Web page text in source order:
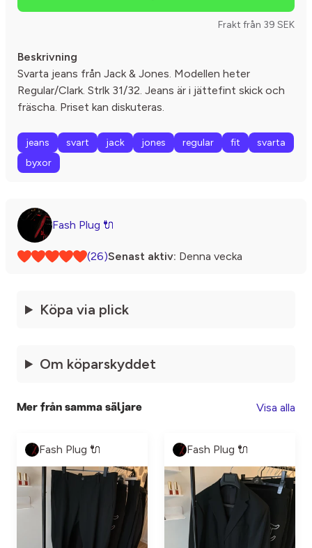
Frakt från 39 SEK
Beskrivning
Svarta jeans från Jack & Jones. Modellen heter
Regular/Clark. Strlk 31/32. Jeans är i jättefint skick och
fräscha. Priset kan diskuteras.
jeans svart jack jones regular fit
svarta
byxor
Fash Plug 🔌
(26)Senast aktiv: Denna vecka
Köpa via plick
Om köparskyddet
Mer från samma säljare Visa alla
Fash Plug 🔌 Fash Plug 🔌